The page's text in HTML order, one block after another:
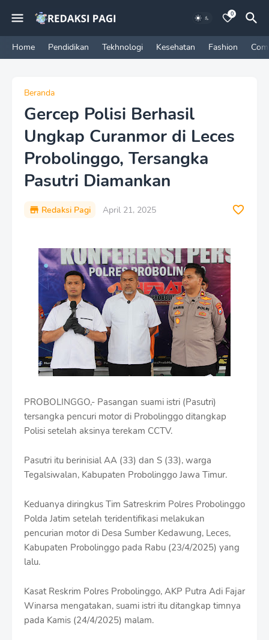
0
Home Pendidikan Tekhnologi Kesehatan Fashion
Beranda
Gercep Polisi Berhasil
Ungkap Curanmor di Leces
Probolinggo, Tersangka
Pasutri Diamankan
Redaksi Pagi April 21, 2025
PROBOLINGGO,- Pasangan suami istri (Pasutri)
tersangka pencuri motor di Probolinggo ditangkap
Polisi setelah aksinya terekam CCTV.
Pasutri itu berinisial AA (33) dan S (33), warga
Tegalsiwalan, Kabupaten Probolinggo Jawa Timur.
Keduanya diringkus Tim Satreskrim Polres Probolinggo
Polda Jatim setelah teridentifikasi melakukan
pencurian motor di Desa Sumber Kedawung, Leces,
Kabupaten Probolinggo pada Rabu (23/4/2025) yang
lalu.
Kasat Reskrim Polres Probolinggo, AKP Putra Adi Fajar
Winarsa mengatakan, suami istri itu ditangkap timnya
pada Kamis (24/4/2025) malam.
D
e
s
n
W
t
h
S
h
r
f
T
e
m
p